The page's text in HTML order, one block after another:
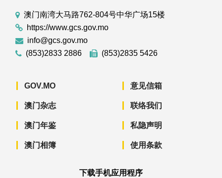
澳门南湾大马路762-804号中华广场15楼
https://www.gcs.gov.mo
info@gcs.gov.mo
(853)2833 2886
(853)2835 5426
GOV.MO
澳门杂志
澳门年鉴
澳门相簿
意见信箱
联络我们
私隐声明
使用条款
下载手机应用程序